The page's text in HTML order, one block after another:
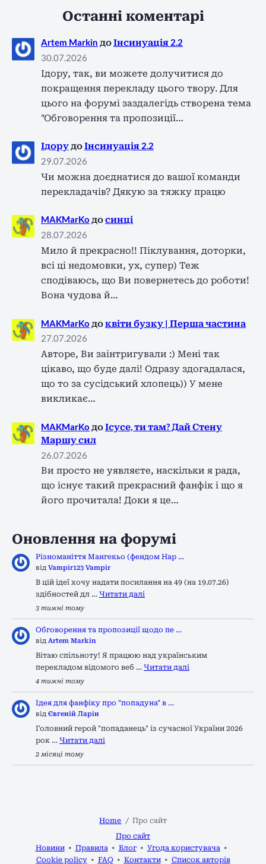
Останні коментарі
Artem Markin доІнсинуація 2.2
30.07.2026
Ідору, так, ви можете долучитися до
покращення перекладу цього твору. Для
цього на форумі заздалегідь створена тема
"Обговорення та пропозиції…
Ідору доІнсинуація 2.2
29.07.2026
Чи можна доєднатися до вашої команди
перекладачів? Дякую за тяжку працю
MAKMarKo досинці
28.07.2026
Мило й прекрасно!! Піклування, доторки,
всі ці недомовки, ух, супер) Теж
сподіваюсь, що Ви повернетесь до роботи!
Вона чудова й…
MAKMarKo доквіти бузку | Перша частина
27.07.2026
Авторе, Ви заінтригували :) Мені так
цікаво, що буде далі! Одразу здогадалася,
що то за сусідський хлопець)) У мене
викликає…
MAKMarKo доІсусе, ти там? Дай Стену
Маршу сил
26.07.2026
Ви просто не уявляєте, наскільки я рада,
що існує такий прекрасний фанфік і що я
його прочитала! Доки я це…
Оновлення на форумі
Різноманіття Мангекьо (фендом Нар …
від Vampir123 Vampir
В цій ідеї хочу надати посилання на 49 (на 19.07.26)
здібностей дл … Читати далі
3 тижні тому
Обговорення та пропозиції щодо пе …
від Artem Markin
Вітаю спільноту! Я працюю над українським
перекладом відомого веб … Читати далі
4 тижні тому
Ідея для фанфіку про "попадуна" в …
від Євгеній Ларін
Головний герой "попаданець" із сучасної України 2026
рок … Читати далі
2 місяці тому
Home
Про сайт
Про сайт
Новини
Правила Блог
Угода користувача
Cookie policy
FAQ Контакти Список авторів